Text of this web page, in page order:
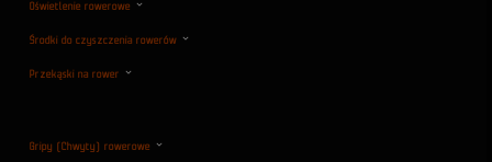
Oświetlenie rowerowe
Środki do czyszczenia rowerów
Przekąski na rower
Gripy (Chwyty) rowerowe